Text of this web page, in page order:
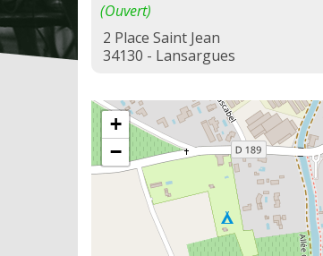
(Ouvert)
2 Place Saint Jean
34130 - Lansargues
+
−